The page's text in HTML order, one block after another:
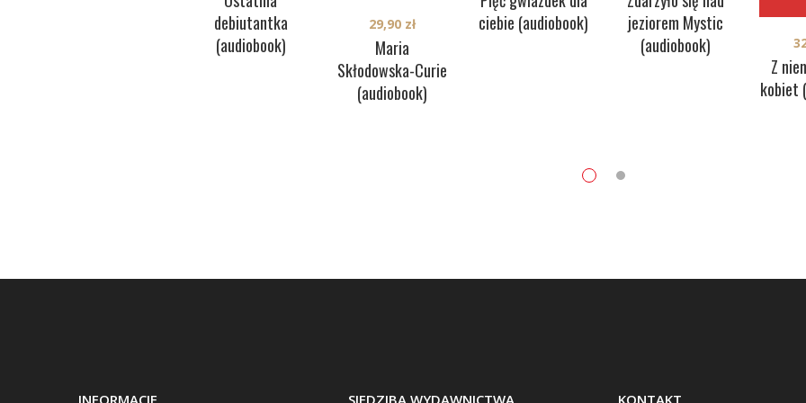
debiutantka
(audiobook)
Maria
Skłodowska-Curie
(audiobook)
29,90 zł
ciebie (audiobook)
jeziorem Mystic
(audiobook)
Z
kobiet